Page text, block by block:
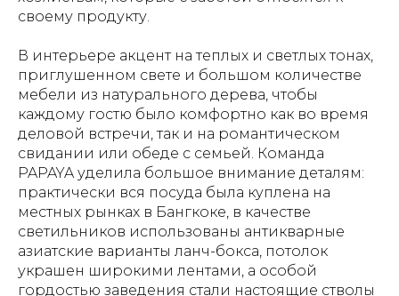
своему продукту.
В интерьере акцент на теплых и светлых тонах,
приглушенном свете и большом количестве
мебели из натурального дерева, чтобы
каждому гостю было комфортно как во время
деловой встречи, так и на романтическом
свидании или обеде с семьей. Команда
PAPAYA уделила большое внимание деталям:
практически вся посуда была куплена на
местных рынках в Бангкоке, в качестве
светильников использованы антикварные
азиатские варианты ланч-бокса, потолок
украшен широкими лентами, а особой
гордостью заведения стали настоящие стволы